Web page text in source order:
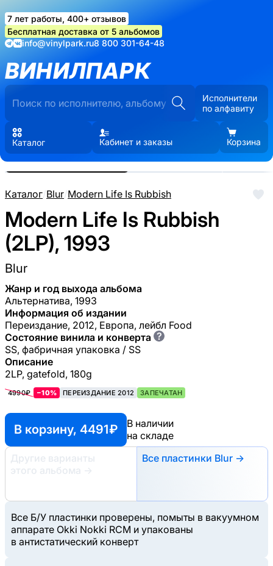
7 лет работы, 400+ отзывов
Бесплатная доставка от 5 альбомов
info@vinylpark.ru8 800 301-64-48
ВИНИЛПАРК
Исполнители
по алфавиту
Каталог Кабинет и заказы Корзина
Каталог/Blur/Modern Life Is Rubbish
Modern Life Is Rubbish
(2LP), 1993
Blur
Жанр и год выхода альбома
Альтернатива, 1993
Информация об издании
Переиздание, 2012, Европа, лейбл Food
Состояние винила и конверта ?
SS, фабричная упаковка / SS
Описание
2LP, gatefold, 180g
4990₽ −10% ПЕРЕИЗДАНИЕ 2012 ЗАПЕЧАТАН
В корзину, 4491 ₽
В наличии
на складе
Другие варианты
этого альбома
→
Все пластинки Blur →
Все Б/У пластинки проверены, помыты в вакуумном
аппарате Okki Nokki RCM и упакованы
в антистатический конверт
Реальные фото пластинки.
Нажмите, чтобы увеличить